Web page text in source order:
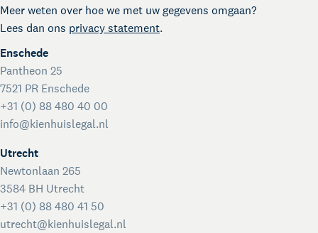
Kienhuis Legal Academy
Masterclasses en Events
Over Kienhuis Legal
Uw legal business partner
German desk
Legal business met Duitsland
Meer weten over hoe we met uw gegevens omgaan?
Lees dan ons privacy statement.
Enschede
Pantheon 25
7521 PR Enschede
+31 (0) 88 480 40 00
info@kienhuislegal.nl
Utrecht
Newtonlaan 265
3584 BH Utrecht
+31 (0) 88 480 41 50
utrecht@kienhuislegal.nl
Lees meer